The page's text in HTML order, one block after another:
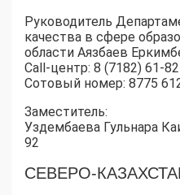
Руководитель
качества в сфере
области Аязбаев
Call-центр: 8 (7182) 61-
Сотовый номер: 8775
Заместитель:
Уздембаева Гульнара
92
СЕВЕРО-